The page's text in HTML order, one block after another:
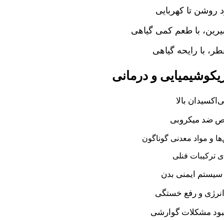
روشن تا کهربایی
با طعم کمی گیاهی
با رایحه گیاهی
و درمانی
بالا
ضد میکروبی
و مواد معدنی گوناگون
ترکیبات فنلی
ایمنی بدن
و رفع خستگی
مشکلات گوارشی